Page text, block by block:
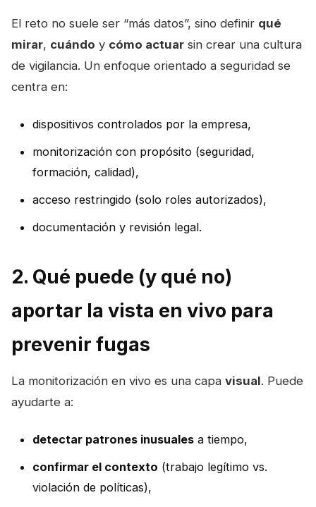
El reto no suele ser “más datos”, sino definir qué
mirar, cuándo y cómo actuar sin crear una cultura
de vigilancia. Un enfoque orientado a seguridad se
centra en:
dispositivos controlados por la empresa,
monitorización con propósito (seguridad,
formación, calidad),
acceso restringido (solo roles autorizados),
documentación y revisión legal.
2. Qué puede (y qué no)
aportar la vista en vivo para
prevenir fugas
La monitorización en vivo es una capa visual. Puede
ayudarte a:
detectar patrones inusuales a tiempo,
confirmar el contexto (trabajo legítimo vs.
violación de políticas),